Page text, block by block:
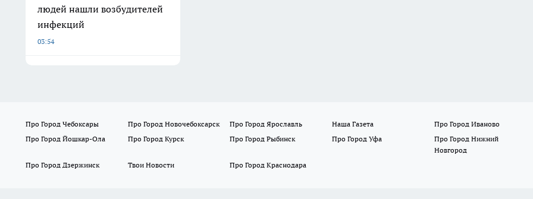
людей нашли возбудителей
инфекций
03:54
Про Город Чебоксары Про Город Новочебоксарск Про Город Ярославль Наша Газета
Про Город Иваново
Про Город Йошкар-Ола
Про Город Курск Про Город Рыбинск Про Город Уфа
Про Город Нижний
Новгород
Про Город Дзержинск
Твои Новости Про Город Краснодара